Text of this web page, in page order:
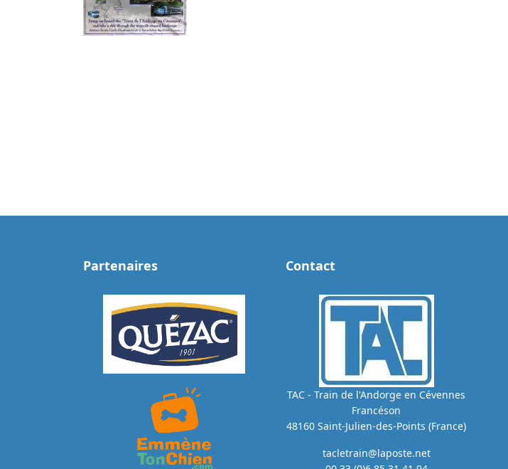
Partenaires Contact
TAC - Train de l'Andorge en Cévennes
Francéson
48160 Saint-Julien-des-Points (France)
tacletrain@laposte.net